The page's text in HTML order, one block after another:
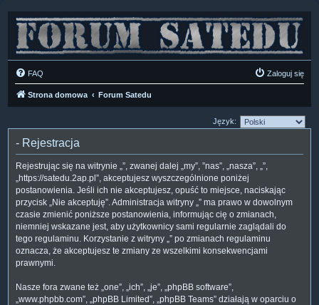
FAQ Zaloguj się
Strona domowa Forum Satedu
Język:
- Rejestracja
Rejestrując się na witrynie „”, zwanej dalej „my”, ”nas”, „nasza”, „”,
„https://satedu.2ap.pl”, akceptujesz wyszczególnione poniżej
postanowienia. Jeśli ich nie akceptujesz, opuść to miejsce, naciskając
przycisk „Nie akceptuję”. Administracja witryny „” ma prawo w dowolnym
czasie zmienić poniższe postanowienia, informując cię o zmianach,
niemniej wskazane jest, aby użytkownicy sami regularnie zaglądali do
tego regulaminu. Korzystanie z witryny „” po zmianach regulaminu
oznacza, że akceptujesz te zmiany ze wszelkimi konsekwencjami
prawnymi.
Nasze fora zwane też „one”, „ich”, „je”, „phpBB software”,
„www.phpbb.com”, „phpBB Limited”, „phpBB Teams” działają w oparciu o